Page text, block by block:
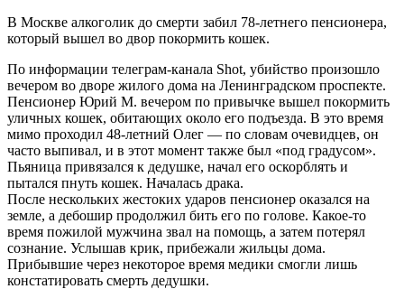
В Москве алкоголик до смерти забил 78-летнего пенсионера,
который вышел во двор покормить кошек.
По информации телеграм-канала Shot, убийство произошло
вечером во дворе жилого дома на Ленинградском проспекте.
Пенсионер Юрий М. вечером по привычке вышел покормить
уличных кошек, обитающих около его подъезда. В это время
мимо проходил 48-летний Олег — по словам очевидцев, он
часто выпивал, и в этот момент также был «под градусом».
Пьяница привязался к дедушке, начал его оскорблять и
пытался пнуть кошек. Началась драка.
После нескольких жестоких ударов пенсионер оказался на
земле, а дебошир продолжил бить его по голове. Какое-то
время пожилой мужчина звал на помощь, а затем потерял
сознание. Услышав крик, прибежали жильцы дома.
Прибывшие через некоторое время медики смогли лишь
констатировать смерть дедушки.